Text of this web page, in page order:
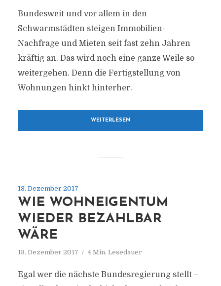
Bundesweit und vor allem in den
Schwarmstädten steigen Immobilien-
Nachfrage und Mieten seit fast zehn Jahren
kräftig an. Das wird noch eine ganze Weile so
weitergehen. Denn die Fertigstellung von
Wohnungen hinkt hinterher.
WEITERLESEN
13. Dezember 2017
WIE WOHNEIGENTUM
WIEDER BEZAHLBAR
WÄRE
13. Dezember 2017 4 Min. Lesedauer
Egal wer die nächste Bundesregierung stellt –